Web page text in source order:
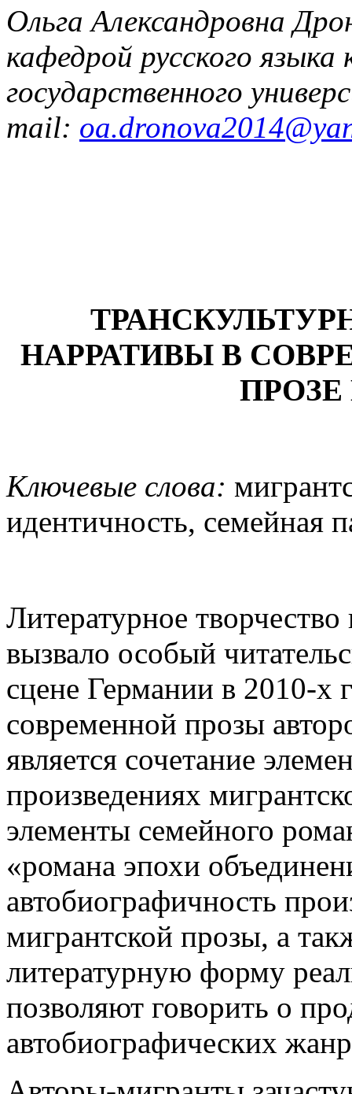
Ольга Александровна
кафедрой русского
государственного
mail:
НАРРАТИВЫ В
Ключевые слова:
идентичность, семейная
Литературное
вызвало особый
сцене Германии в 2010-х
современной прозы
является сочетание
произведениях
элементы семейного
«романа эпохи
автобиографичность
мигрантской прозы, а
литературную форму
позволяют говорить о
автобиографических